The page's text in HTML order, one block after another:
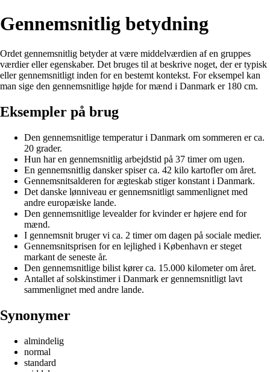
Gennemsnitlig betydning
Ordet gennemsnitlig betyder at være middelværdien af en gruppes
værdier eller egenskaber. Det bruges til at beskrive noget, der er typisk
eller gennemsnitligt inden for en bestemt kontekst. For eksempel kan
man sige den gennemsnitlige højde for mænd i Danmark er 180 cm.
Eksempler på brug
Den gennemsnitlige temperatur i Danmark om sommeren er ca.
20 grader.
Hun har en gennemsnitlig arbejdstid på 37 timer om ugen.
En gennemsnitlig dansker spiser ca. 42 kilo kartofler om året.
Gennemsnitsalderen for ægteskab stiger konstant i Danmark.
Det danske lønniveau er gennemsnitligt sammenlignet med
andre europæiske lande.
Den gennemsnitlige levealder for kvinder er højere end for
mænd.
I gennemsnit bruger vi ca. 2 timer om dagen på sociale medier.
Gennemsnitsprisen for en lejlighed i København er steget
markant de seneste år.
Den gennemsnitlige bilist kører ca. 15.000 kilometer om året.
Antallet af solskinstimer i Danmark er gennemsnitligt lavt
sammenlignet med andre lande.
Synonymer
almindelig
normal
standard